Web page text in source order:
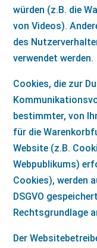
würden (z.B. die
von Videos).
des
verwendet werden.
Cookies, die zur
bestimmter, von
für die
Website (z.B.
Webpublikums)
Cookies), werden
DSGVO
Rechtsgrundlage
Der